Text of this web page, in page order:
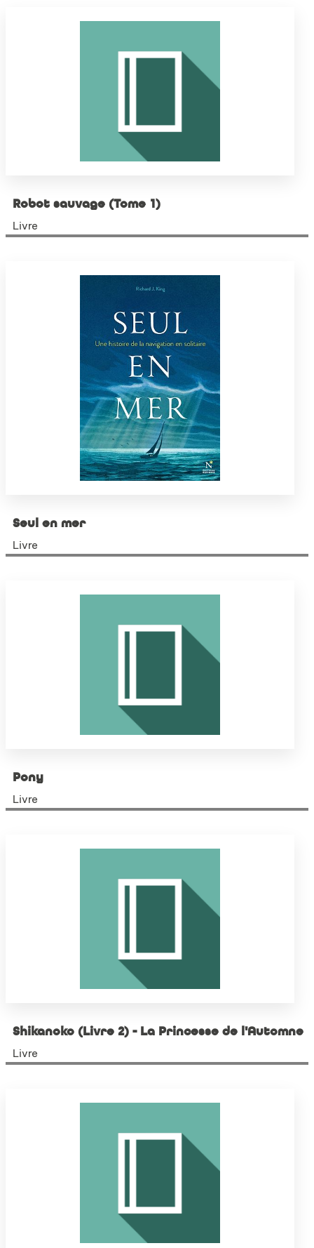
Robot sauvage (Tome 1)
Livre
Seul en mer
Livre
Pony
Livre
Shikanoko (Livre 2) - La Princesse de l'Automne
Livre